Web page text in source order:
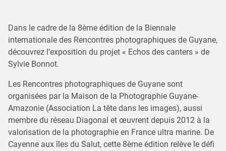
Dans le cadre de la 8ème édition de la Biennale
internationale des Rencontres photographiques de Guyane,
découvrez l’exposition du projet « Echos des canters » de
Sylvie Bonnot.
Les Rencontres photographiques de Guyane sont
organisées par la Maison de la Photographie Guyane-
Amazonie (Association La tête dans les images), aussi
membre du réseau Diagonal et œuvrent depuis 2012 à la
valorisation de la photographie en France ultra marine. De
Cayenne aux îles du Salut, cette 8ème édition relève le défi